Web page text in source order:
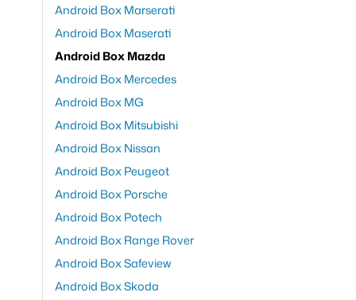
Android Box Marserati
Android Box Maserati
Android Box Mazda
Android Box Mercedes
Android Box MG
Android Box Mitsubishi
Android Box Nissan
Android Box Peugeot
Android Box Porsche
Android Box Potech
Android Box Range Rover
Android Box Safeview
Android Box Skoda